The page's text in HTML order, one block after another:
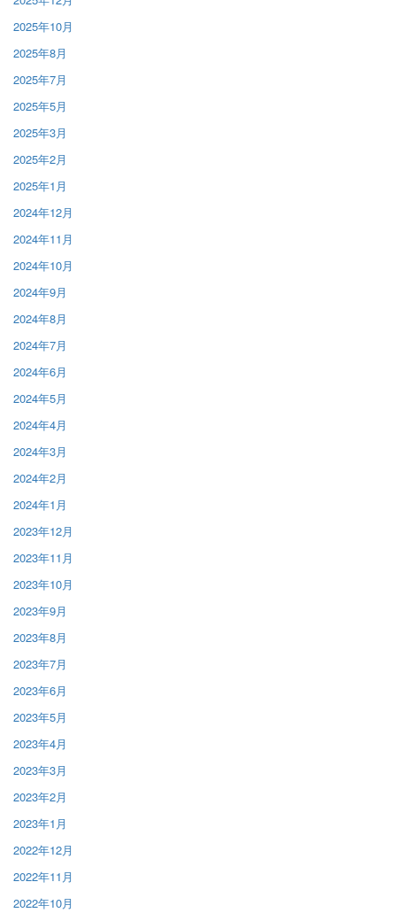
2025年10月
2025年8月
2025年7月
2025年5月
2025年3月
2025年2月
2025年1月
2024年12月
2024年11月
2024年10月
2024年9月
2024年8月
2024年7月
2024年6月
2024年5月
2024年4月
2024年3月
2024年2月
2024年1月
2023年12月
2023年11月
2023年10月
2023年9月
2023年8月
2023年7月
2023年6月
2023年5月
2023年4月
2023年3月
2023年2月
2023年1月
2022年12月
2022年11月
2022年10月